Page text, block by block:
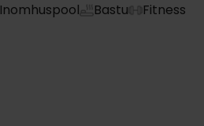
Inomhuspool Bastu
Fitness